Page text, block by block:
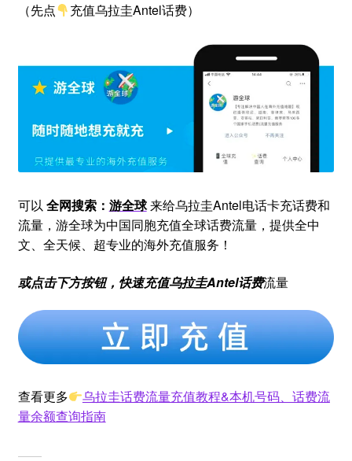
（先点 充值乌拉圭Antel话费）
可以 全网搜索： 游全球来给乌拉圭Antel电话卡充话费和
流量，游全球为中国同胞充值全球话费流量，提供全中
文、全天候、超专业的海外充值服务！
或点击下方按钮，快速充值乌拉圭Antel话费流量
查看更多
乌拉圭话费流量充值教程&本机号码、话费流
量余额查询指南